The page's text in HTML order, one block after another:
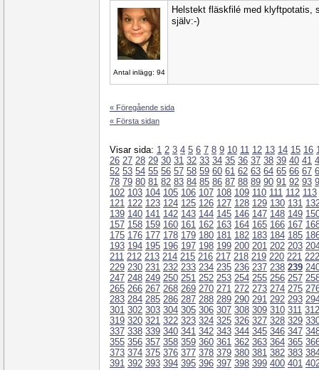
Antal inlägg: 94
Helstekt fläskfilé med klyftpotatis,
själv:-)
« Föregående sida
« Första sidan
Visar sida: 1 2 3 4 5 6 7 8 9 10 11 12 13 14 15 16
26 27 28 29 30 31 32 33 34 35 36 37 38 39 40 41
52 53 54 55 56 57 58 59 60 61 62 63 64 65 66 67
78 79 80 81 82 83 84 85 86 87 88 89 90 91 92 93
102 103 104 105 106 107 108 109 110 111 112 113
121 122 123 124 125 126 127 128 129 130 131
139 140 141 142 143 144 145 146 147 148 149
157 158 159 160 161 162 163 164 165 166 167
175 176 177 178 179 180 181 182 183 184 185
193 194 195 196 197 198 199 200 201 202 203
211 212 213 214 215 216 217 218 219 220 221 222
229 230 231 232 233 234 235 236 237 238 239
247 248 249 250 251 252 253 254 255 256 257
265 266 267 268 269 270 271 272 273 274 275
283 284 285 286 287 288 289 290 291 292 293
301 302 303 304 305 306 307 308 309 310 311 312
319 320 321 322 323 324 325 326 327 328 329
337 338 339 340 341 342 343 344 345 346 347
355 356 357 358 359 360 361 362 363 364 365
373 374 375 376 377 378 379 380 381 382 383
391 392 393 394 395 396 397 398 399 400 401